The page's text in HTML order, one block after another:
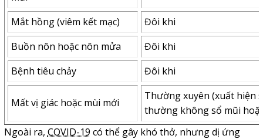
Mắt hồng (viêm kết mạc)
Đôi khi
Buồn nôn hoặc nôn mửa
Đôi khi
Bệnh tiêu chảy
Đôi khi
Mất vị giác hoặc mùi mới
Thường xuyên (xuất hiện
thường không sổ mũi
Ngoài ra, COVID-19 có thể gây khó thở, nhưng dị ứng